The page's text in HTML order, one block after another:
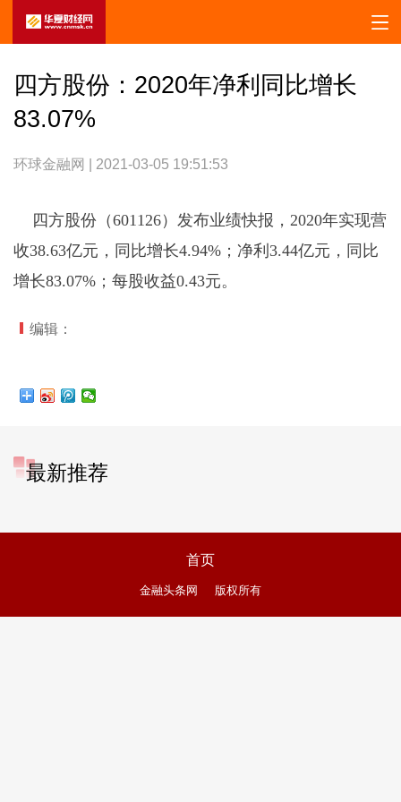
四方股份：2020年净利同比增长
83.07%
环球金融网 | 2021-03-05 19:51:53
四方股份（601126）发布业绩快报，2020年实现营
收38.63亿元，同比增长4.94%；净利3.44亿元，同比
增长83.07%；每股收益0.43元。
编辑：
最新推荐
首页
金融头条网 版权所有